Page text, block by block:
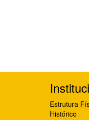
Estrutura
Histórico